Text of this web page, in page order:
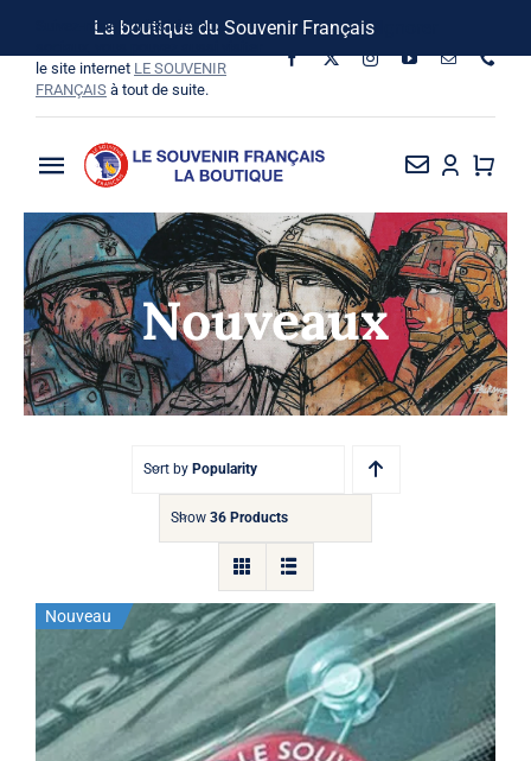
La boutique du Souvenir Français
contenu
Suivez-nous sur les réseaux
le site internet LE SOUVENIR
FRANÇAIS à tout de suite.
Toggle
Navigation
La Boutique
Vins SF-Bardins
Boîte à idées
Nouveaux
Sort by Popularity
Show 36 Products
Nouveau